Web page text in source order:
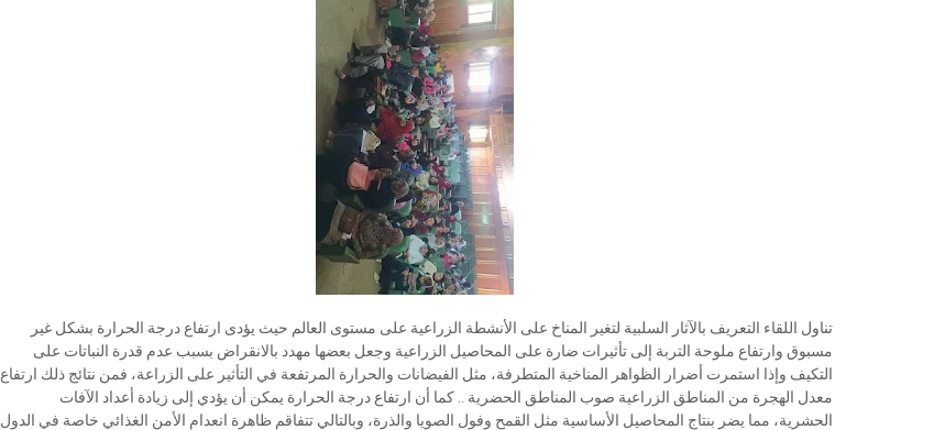
تناول اللقاء التعريف بالآثار السلبية لتغير المناخ على الأنشطة الزراعية على مستوى العالم حيث يؤدى ارتفاع درجة الحرارة بشكل غير
مسبوق وارتفاع ملوحة التربة إلى تأثيرات ضارة على المحاصيل الزراعية وجعل بعضها مهدد بالانقراض بسبب عدم قدرة النباتات على
التكيف وإذا استمرت أضرار الظواهر المناخية المتطرفة، مثل الفيضانات والحرارة المرتفعة في التأثير على الزراعة، فمن نتائج ذلك ارتفاع
معدل الهجرة من المناطق الزراعية صوب المناطق الحضرية .. كما أن ارتفاع درجة الحرارة يمكن أن يؤدي إلى زيادة أعداد الآفات
الحشرية، مما يضر بنتاج المحاصيل الأساسية مثل القمح وفول الصويا والذرة، وبالتالي تتفاقم ظاهرة انعدام الأمن الغذائي خاصة في الدول